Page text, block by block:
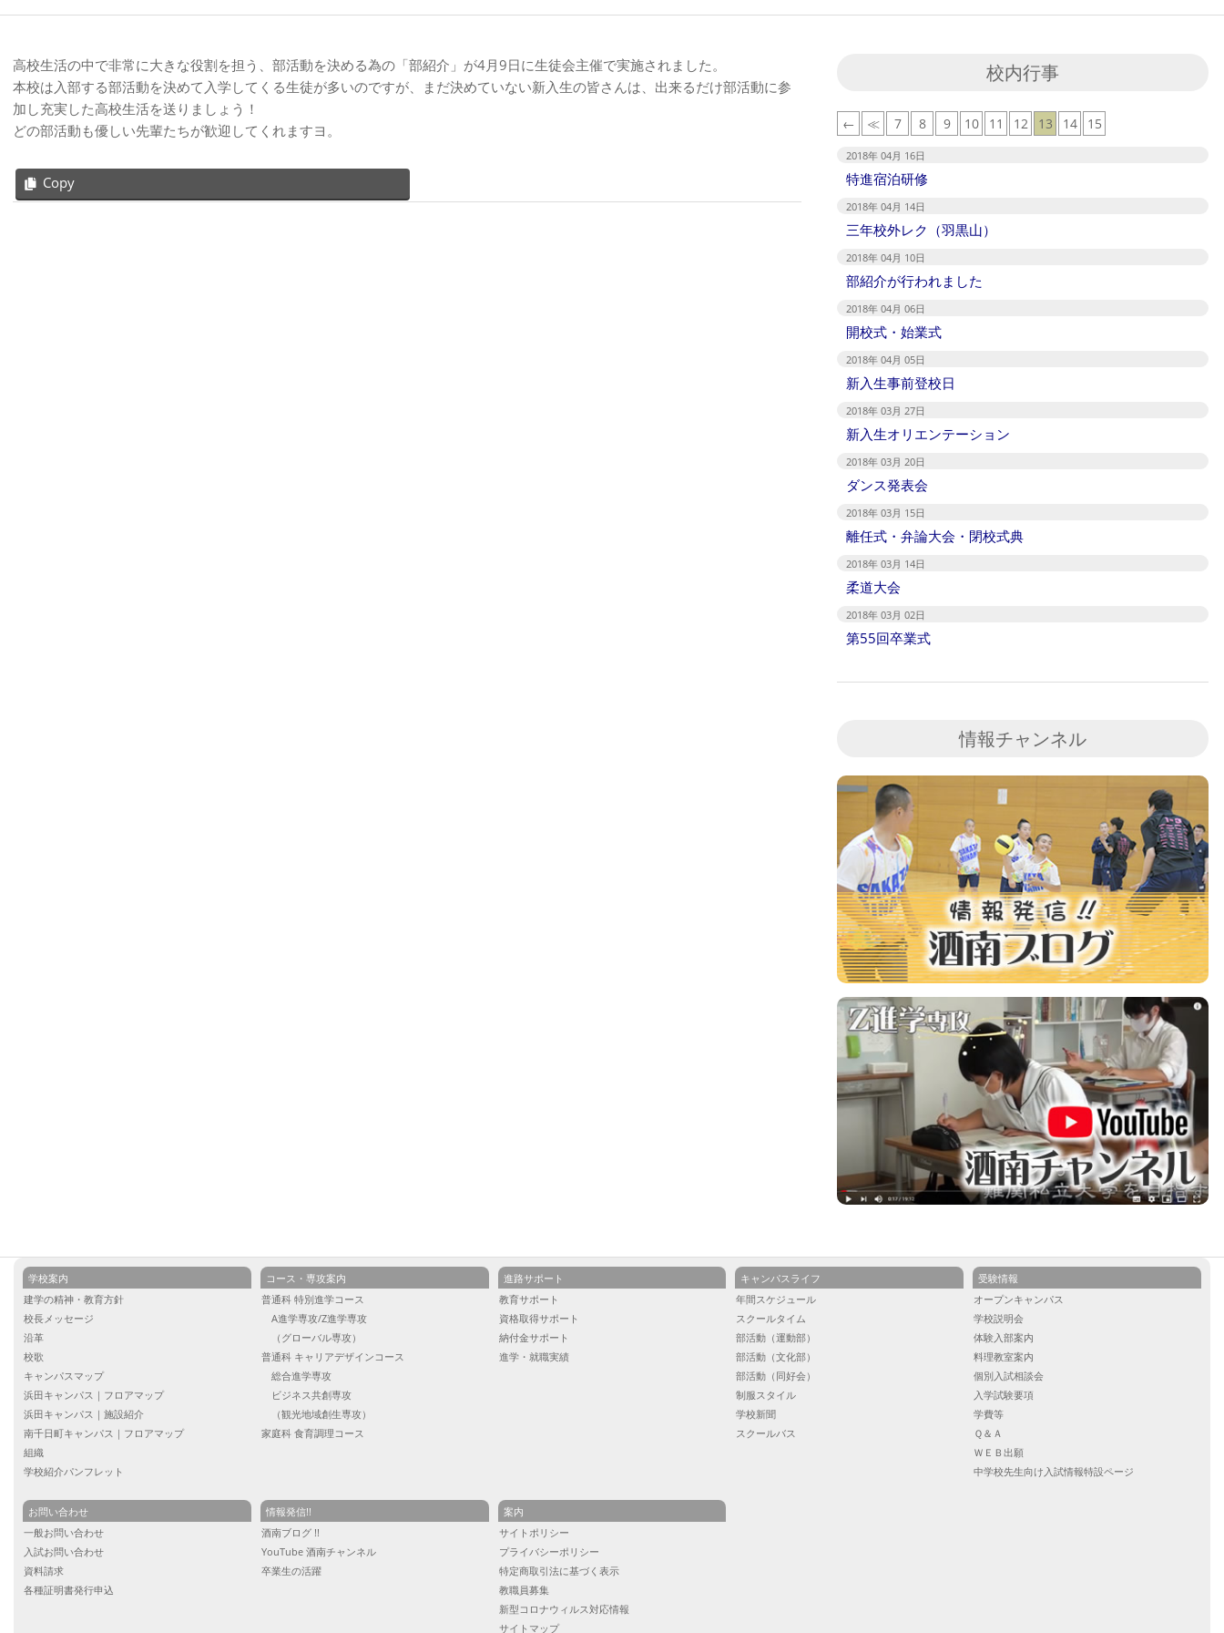
高校生活の中で非常に大きな役割を担う、部活動を決める為の「部紹介」が4月9日に生徒会主催で実施されました。
本校は入部する部活動を決めて入学してくる生徒が多いのですが、まだ決めていない新入生の皆さんは、出来るだけ部活動に参
加し充実した高校生活を送りましょう！
どの部活動も優しい先輩たちが歓迎してくれますヨ。
Copy
校内行事
← ≪ 7 8 9 10 11 12 13 14 15
2018年 04月 16日
特進宿泊研修
2018年 04月 14日
三年校外レク（羽黒山）
2018年 04月 10日
部紹介が行われました
2018年 04月 06日
開校式・始業式
2018年 04月 05日
新入生事前登校日
2018年 03月 27日
新入生オリエンテーション
2018年 03月 20日
ダンス発表会
2018年 03月 15日
離任式・弁論大会・閉校式典
2018年 03月 14日
柔道大会
2018年 03月 02日
第55回卒業式
情報チャンネル
学校案内
建学の精神・教育方針
校長メッセージ
沿革
校歌
キャンパスマップ
浜田キャンパス｜フロアマップ
浜田キャンパス｜施設紹介
南千日町キャンパス｜フロアマップ
組織
学校紹介パンフレット
コース・専攻案内
普通科 特別進学コース
A進学専攻/Z進学専攻
（グローバル専攻）
普通科 キャリアデザインコース
総合進学専攻
ビジネス共創専攻
（観光地域創生専攻）
家庭科 食育調理コース
進路サポート
教育サポート
資格取得サポート
納付金サポート
進学・就職実績
キャンパスライフ
年間スケジュール
スクールタイム
部活動（運動部）
部活動（文化部）
部活動（同好会）
制服スタイル
学校新聞
スクールバス
受験情報
オープンキャンパス
学校説明会
体験入部案内
料理教室案内
個別入試相談会
入学試験要項
学費等
Ｑ＆Ａ
ＷＥＢ出願
中学校先生向け入試情報特設ページ
お問い合わせ
一般お問い合わせ
入試お問い合わせ
資料請求
各種証明書発行申込
情報発信!!
酒南ブログ !!
YouTube 酒南チャンネル
卒業生の活躍
案内
サイトポリシー
プライバシーポリシー
特定商取引法に基づく表示
教職員募集
新型コロナウィルス対応情報
サイトマップ